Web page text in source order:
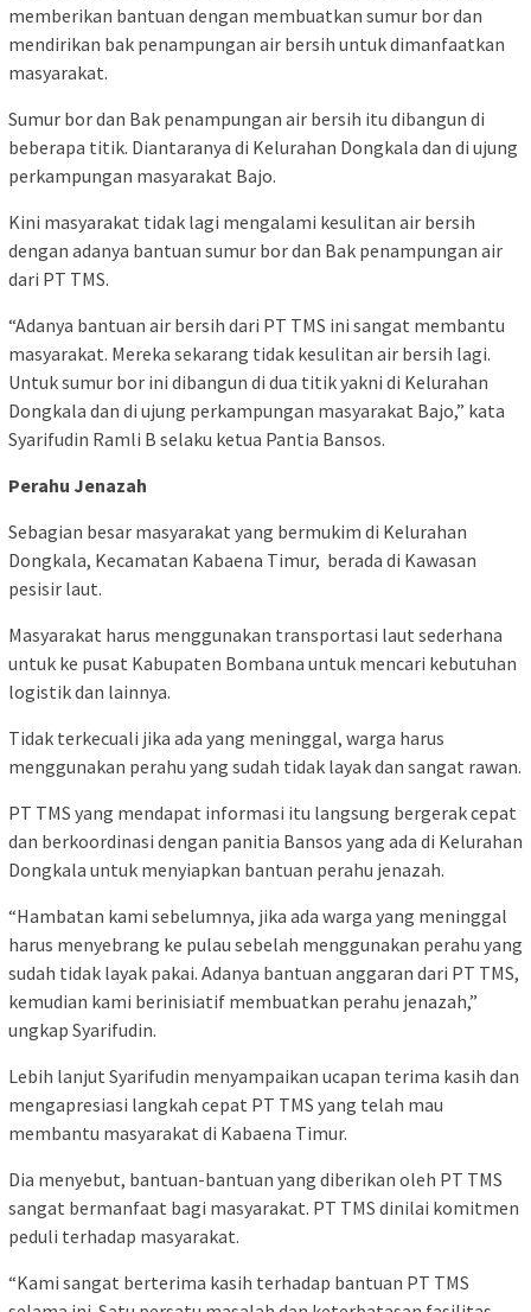
memberikan bantuan dengan membuatkan sumur bor dan
mendirikan bak penampungan air bersih untuk dimanfaatkan
masyarakat.
Sumur bor dan Bak penampungan air bersih itu dibangun di
beberapa titik. Diantaranya di Kelurahan Dongkala dan di ujung
perkampungan masyarakat Bajo.
Kini masyarakat tidak lagi mengalami kesulitan air bersih
dengan adanya bantuan sumur bor dan Bak penampungan air
dari PT TMS.
“Adanya bantuan air bersih dari PT TMS ini sangat membantu
masyarakat. Mereka sekarang tidak kesulitan air bersih lagi.
Untuk sumur bor ini dibangun di dua titik yakni di Kelurahan
Dongkala dan di ujung perkampungan masyarakat Bajo,” kata
Syarifudin Ramli B selaku ketua Pantia Bansos.
Perahu Jenazah
Sebagian besar masyarakat yang bermukim di Kelurahan
Dongkala, Kecamatan Kabaena Timur, berada di Kawasan
pesisir laut.
Masyarakat harus menggunakan transportasi laut sederhana
untuk ke pusat Kabupaten Bombana untuk mencari kebutuhan
logistik dan lainnya.
Tidak terkecuali jika ada yang meninggal, warga harus
menggunakan perahu yang sudah tidak layak dan sangat rawan.
PT TMS yang mendapat informasi itu langsung bergerak cepat
dan berkoordinasi dengan panitia Bansos yang ada di Kelurahan
Dongkala untuk menyiapkan bantuan perahu jenazah.
“Hambatan kami sebelumnya, jika ada warga yang meninggal
harus menyebrang ke pulau sebelah menggunakan perahu yang
sudah tidak layak pakai. Adanya bantuan anggaran dari PT TMS,
kemudian kami berinisiatif membuatkan perahu jenazah,”
ungkap Syarifudin.
Lebih lanjut Syarifudin menyampaikan ucapan terima kasih dan
mengapresiasi langkah cepat PT TMS yang telah mau
membantu masyarakat di Kabaena Timur.
Dia menyebut, bantuan-bantuan yang diberikan oleh PT TMS
sangat bermanfaat bagi masyarakat. PT TMS dinilai komitmen
peduli terhadap masyarakat.
“Kami sangat berterima kasih terhadap bantuan PT TMS